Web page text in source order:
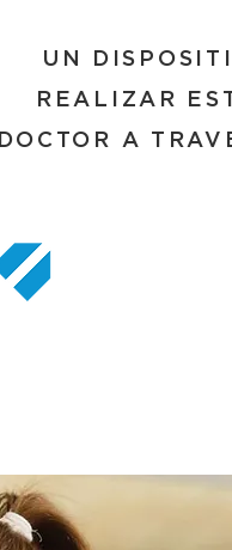
UN
REALIZAR
DOCTOR A